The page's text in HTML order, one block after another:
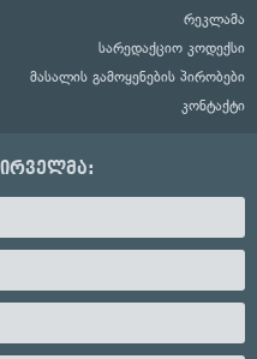
რეკლამა
სარედაქციო კოდექსი
მასალის გამოყენების პირობები
კონტაქტი